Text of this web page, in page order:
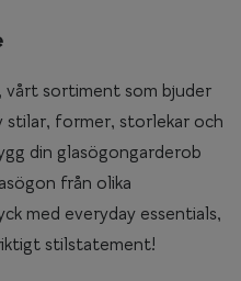
vårt sortiment som bjuder
stilar, former, storlekar och
din glasögongarderob
från olika
med everyday essentials,
stilstatement!